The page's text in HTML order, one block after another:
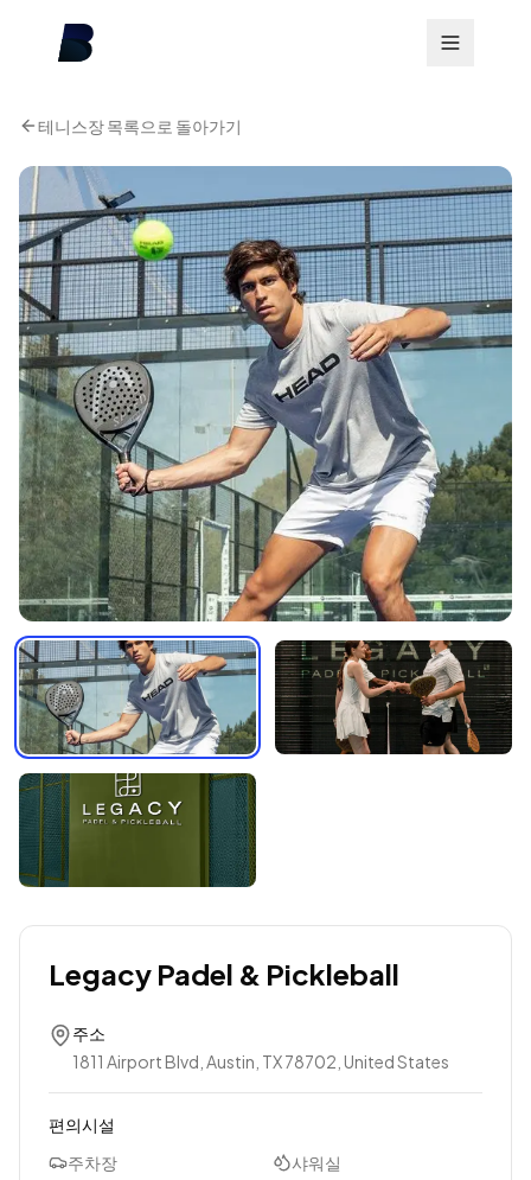
테니스장 목록으로 돌아가기
Legacy Padel & Pickleball
주소
1811 Airport Blvd, Austin, TX 78702, United States
편의시설
주차장
샤워실